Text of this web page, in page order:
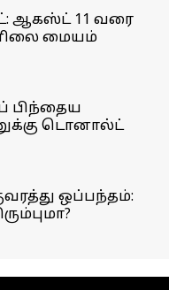
ஆகஸ்ட் 11 வரை
மையம்
பிந்தைய
டொனால்ட்
ஒப்பந்தம்: